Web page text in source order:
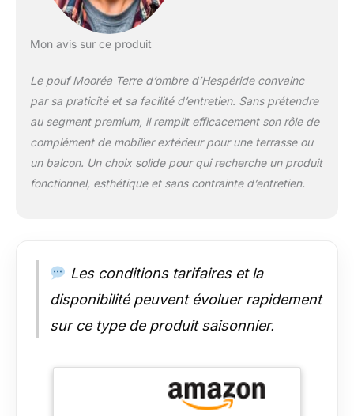
Mon avis sur ce produit
Le pouf Mooréa Terre d’ombre d’Hespéride convainc
par sa praticité et sa facilité d’entretien. Sans prétendre
au segment premium, il remplit efficacement son rôle de
complément de mobilier extérieur pour une terrasse ou
un balcon. Un choix solide pour qui recherche un produit
fonctionnel, esthétique et sans contrainte d’entretien.
Les conditions tarifaires et la
disponibilité peuvent évoluer rapidement
sur ce type de produit saisonnier.